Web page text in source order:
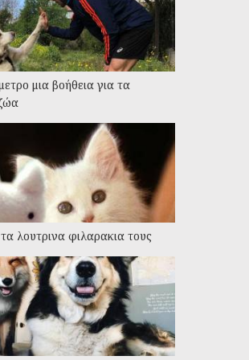
μια βοήθεια για τα
λουτρινα φιλαρακια τους